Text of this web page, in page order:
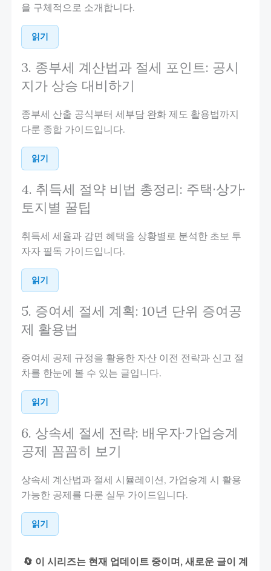
을 구체적으로 소개합니다.
읽기
3. 종부세 계산법과 절세 포인트: 공시
지가 상승 대비하기
종부세 산출 공식부터 세부담 완화 제도 활용법까지
다룬 종합 가이드입니다.
읽기
4. 취득세 절약 비법 총정리: 주택·상가·
토지별 꿀팁
취득세 세율과 감면 혜택을 상황별로 분석한 초보 투
자자 필독 가이드입니다.
읽기
5. 증여세 절세 계획: 10년 단위 증여공
제 활용법
증여세 공제 규정을 활용한 자산 이전 전략과 신고 절
차를 한눈에 볼 수 있는 글입니다.
읽기
6. 상속세 절세 전략: 배우자·가업승계
공제 꼼꼼히 보기
상속세 계산법과 절세 시뮬레이션, 가업승계 시 활용
가능한 공제를 다룬 실무 가이드입니다.
읽기
🔄 이 시리즈는 현재 업데이트 중이며, 새로운 글이 계